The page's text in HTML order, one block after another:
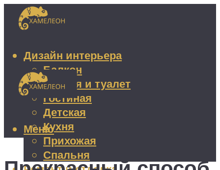
Дизайн интерьера
Балкон
Ванная и туалет
Гостиная
Детская
Кухня
Прихожая
Спальня
Меню